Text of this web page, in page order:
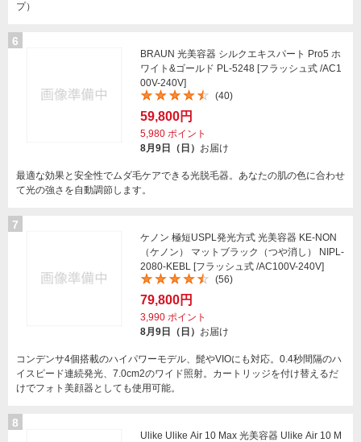
プ）
6
BRAUN 光美容器 シルクエキスパート Pro5 ホ
ワイト&ゴールド PL-5248 [フラッシュ式 /AC1
00V-240V]
(40)
59,800円
5,980 ポイント
8月9日（日） お届け
最適な効果と安全性でムダ毛ケアできる光脱毛器。あなたの肌の色に合わせ
て光の強さを自動調節します。
7
ケノン 極短USPL発光方式 光美容器 KE-NON
（ケノン） マットブラック（つや消し） NIPL-
2080-KEBL [フラッシュ式 /AC100V-240V]
(56)
79,800円
3,990 ポイント
8月9日（日） お届け
コンデンサ4個搭載のハイパワーモデル、髭やVIOにも対応。0.4秒間隔のハ
イスピード連続発光、7.0cm2のワイド照射。カートリッジを付け替えるだ
けでフォト美顔器としても使用可能。
8
Ulike Ulike Air 10 Max 光美容器 Ulike Air 10 M